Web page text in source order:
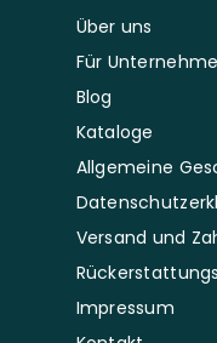
Über uns
Für
Blog
Kataloge
Allgemeine
Versand und
Impressum